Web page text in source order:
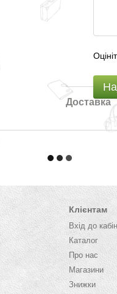
Доставка
Клієнтам
Вхід до
Каталог
Про нас
Магазини
Знижки